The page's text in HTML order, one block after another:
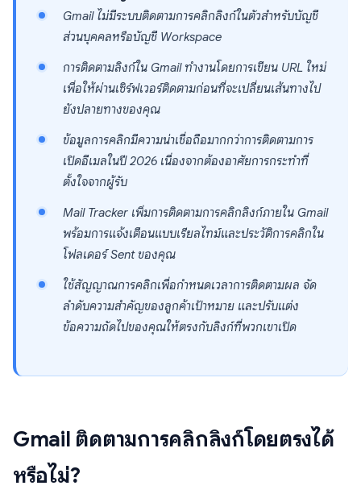
Gmail ไม่มีระบบติดตามการคลิกลิงก์ในตัวสำหรับบัญชี
ส่วนบุคคลหรือบัญชี Workspace
การติดตามลิงก์ใน Gmail ทำงานโดยการเขียน URL ใหม่
เพื่อให้ผ่านเซิร์ฟเวอร์ติดตามก่อนที่จะเปลี่ยนเส้นทางไป
ยังปลายทางของคุณ
ข้อมูลการคลิกมีความน่าเชื่อถือมากกว่าการติดตามการ
เปิดอีเมลในปี 2026 เนื่องจากต้องอาศัยการกระทำที่
ตั้งใจจากผู้รับ
Mail Tracker เพิ่มการติดตามการคลิกลิงก์ภายใน Gmail
พร้อมการแจ้งเตือนแบบเรียลไทม์และประวัติการคลิกใน
โฟลเดอร์ Sent ของคุณ
ใช้สัญญาณการคลิกเพื่อกำหนดเวลาการติดตามผล จัด
ลำดับความสำคัญของลูกค้าเป้าหมาย และปรับแต่ง
ข้อความถัดไปของคุณให้ตรงกับลิงก์ที่พวกเขาเปิด
Gmail ติดตามการคลิกลิงก์โดยตรงได้
หรือไม่?